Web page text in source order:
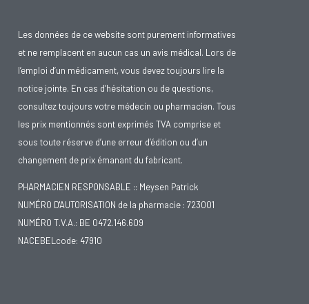
Les données de ce website sont purement informatives
et ne remplacent en aucun cas un avis médical. Lors de
l’emploi d’un médicament, vous devez toujours lire la
notice jointe. En cas d’hésitation ou de questions,
consultez toujours votre médecin ou pharmacien. Tous
les prix mentionnés sont exprimés TVA comprise et
sous toute réserve d’une erreur d’édition ou d’un
changement de prix émanant du fabricant.
PHARMACIEN RESPONSABLE :: Meysen Patrick
NUMÉRO D'AUTORISATION de la pharmacie : 723001
NUMÉRO T.V.A.: BE 0472.146.609
NACEBELcode: 47910